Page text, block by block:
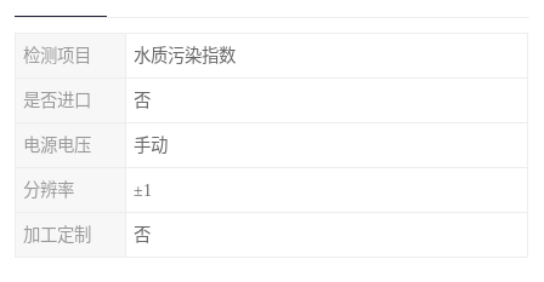
检测项目 水质污染指数
是否进口 否
电源电压 手动
分辨率 ±1
加工定制 否